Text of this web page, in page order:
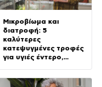
Μικροβίωμα και
διατροφή: 5
καλύτερες
κατεψυγμένες τροφές
για υγιές έντερο,